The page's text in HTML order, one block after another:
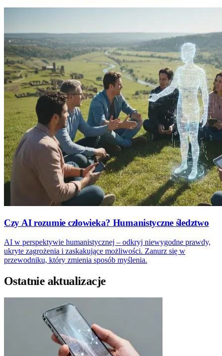
Czy AI rozumie człowieka? Humanistyczne śledztwo
AI w perspektywie humanistycznej – odkryj niewygodne prawdy,
ukryte zagrożenia i zaskakujące możliwości. Zanurz się w
przewodniku, który zmienia sposób myślenia.
Ostatnie aktualizacje